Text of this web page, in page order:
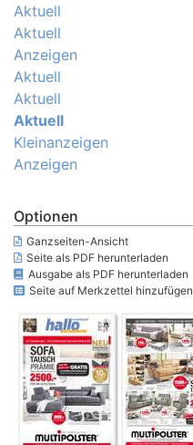
Aktuell
Aktuell
Anzeigen
Aktuell
Aktuell
Aktuell
Kleinanzeigen
Anzeigen
Optionen
Ganzseiten-Ansicht
Seite als PDF herunterladen
Ausgabe als PDF herunterladen
Seite auf Merkzettel hinzufügen